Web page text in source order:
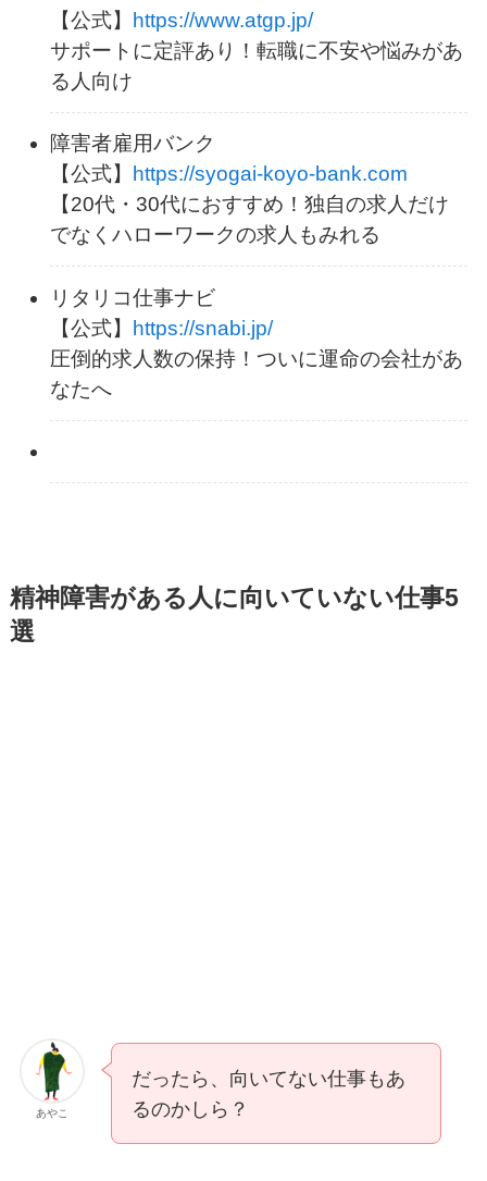
【公式】
https://www.atgp.jp/
サポートに定評あり！転職に不安や悩みがあ
る人向け
障害者雇用バンク
【公式】
https://syogai-koyo-bank.com
【20代・30代におすすめ！独自の求人だけ
でなくハローワークの求人もみれる
リタリコ仕事ナビ
【公式】 https://snabi.jp/
圧倒的求人数の保持！ついに運命の会社があ
なたへ
精神障害がある人に向いていない仕事5
選
あやこ
だったら、向いてない仕事もあ
るのかしら？